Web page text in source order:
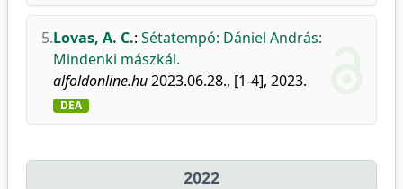
5.Lovas, A. C.: Sétatempó: Dániel András:
Mindenki mászkál.
alfoldonline.hu2023.06.28., [1-4], 2023.
DEA
2022